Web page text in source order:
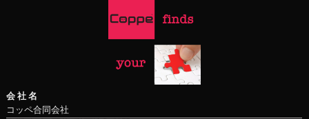
会 社 名
コッペ合同会社